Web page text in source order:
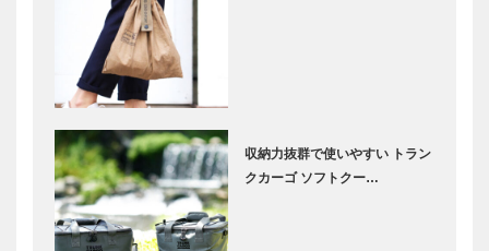
収納力抜群で使いやすい トラン
クカーゴ ソフトクー…